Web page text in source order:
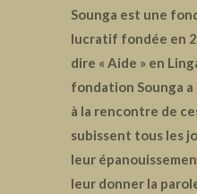
Sounga est une
lucratif fondée en
dire « Aide » en
fondation Sounga
à la rencontre de
subissent tous les
leur
leur donner la